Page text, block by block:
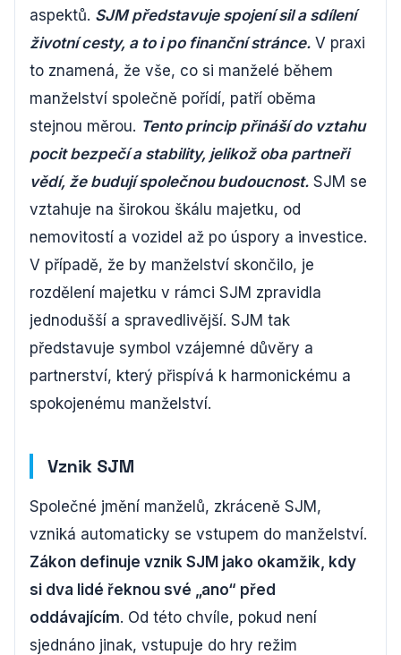
aspektů. SJM představuje spojení sil a sdílení
životní cesty, a to i po finanční stránce. V praxi
to znamená, že vše, co si manželé během
manželství společně pořídí, patří oběma
stejnou měrou. Tento princip přináší do vztahu
pocit bezpečí a stability, jelikož oba partneři
vědí, že budují společnou budoucnost. SJM se
vztahuje na širokou škálu majetku, od
nemovitostí a vozidel až po úspory a investice.
V případě, že by manželství skončilo, je
rozdělení majetku v rámci SJM zpravidla
jednodušší a spravedlivější. SJM tak
představuje symbol vzájemné důvěry a
partnerství, který přispívá k harmonickému a
spokojenému manželství.
Vznik SJM
Společné jmění manželů, zkráceně SJM,
vzniká automaticky se vstupem do manželství.
Zákon definuje vznik SJM jako okamžik, kdy
si dva lidé řeknou své „ano“ před
oddávajícím. Od této chvíle, pokud není
sjednáno jinak, vstupuje do hry režim